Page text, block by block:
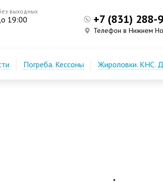
выходных
19:00 +7 (831) 288-
Телефон в Нижнем
Погреба. Кессоны Жироловки. КНС.